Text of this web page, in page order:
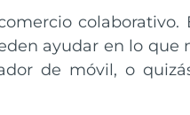
colaborativo.
ayudar en lo que
de móvil, o